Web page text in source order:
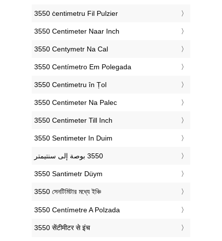
‎3550 ċentimetru Fil Pulzier
‎3550 Centimeter Naar Inch
‎3550 Centymetr Na Cal
‎3550 Centímetro Em Polegada
‎3550 Centimetru în Țol
‎3550 Centimeter Na Palec
‎3550 Centimeter Till Inch
‎3550 Sentimeter In Duim
‎3550 Santimetr Düym
‎3550 সেনটিমিটার মধ্যে ইঞ্চি
‎3550 Centímetre A Polzada
‎3550 सेंटीमीटर से इंच